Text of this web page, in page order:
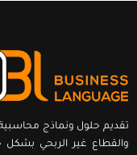
تقديم حلول ونماذج
والقطاع غير الربحي